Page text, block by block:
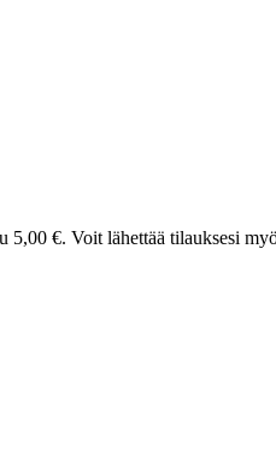
€. Voit lähettää tilauksesi